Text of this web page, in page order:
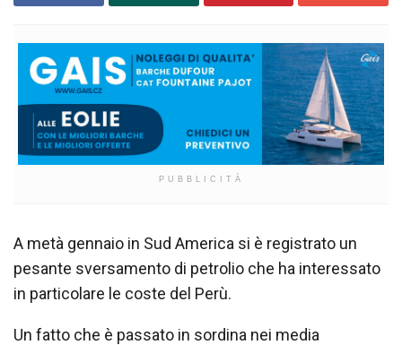
PUBBLICITÀ
A metà gennaio in Sud America si è registrato un
pesante sversamento di petrolio che ha interessato
in particolare le coste del Perù.
Un fatto che è passato in sordina nei media